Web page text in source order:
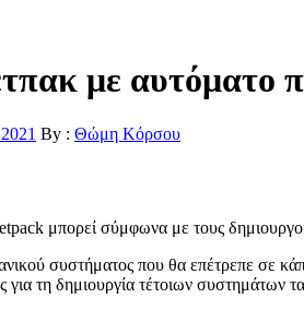
με αυτόματο
By : Θώμη Κόρσου
μπορεί σύμφωνα με τους
συστήματος που θα επέτρεπε σε
τη δημιουργία τέτοιων συστημάτων